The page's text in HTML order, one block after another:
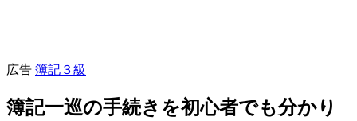
広告 簿記３級
簿記一巡の手続きを初心者でも分かり